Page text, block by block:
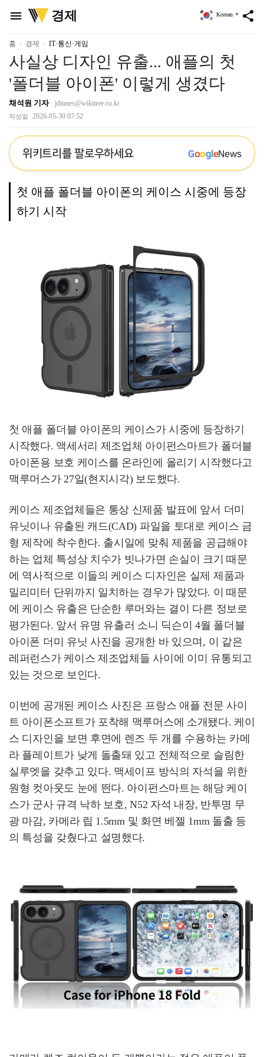
menu
위
키
리
경제 share
Korean ▼
홈 경제 IT·통신·게임
사실상 디자인 유출... 애플의 첫
'폴더블 아이폰' 이렇게 생겼다
채석원 기자 jdtimes@wikitree.co.kr
작성일 2026-05-30 07:52
위키트리를 팔로우하세요 GoogleNews
첫 애플 폴더블 아이폰의 케이스 시중에 등장
하기 시작
첫 애플 폴더블 아이폰의 케이스가 시중에 등장하기
시작했다. 액세서리 제조업체 아이펀스마트가 폴더블
아이폰용 보호 케이스를 온라인에 올리기 시작했다고
맥루머스가 27일(현지시각) 보도했다.
케이스 제조업체들은 통상 신제품 발표에 앞서 더미
유닛이나 유출된 캐드(CAD) 파일을 토대로 케이스 금
형 제작에 착수한다. 출시일에 맞춰 제품을 공급해야
하는 업체 특성상 치수가 빗나가면 손실이 크기 때문
에 역사적으로 이들의 케이스 디자인은 실제 제품과
밀리미터 단위까지 일치하는 경우가 많았다. 이 때문
에 케이스 유출은 단순한 루머와는 결이 다른 정보로
평가된다. 앞서 유명 유출러 소니 딕슨이 4월 폴더블
아이폰 더미 유닛 사진을 공개한 바 있으며, 이 같은
레퍼런스가 케이스 제조업체들 사이에 이미 유통되고
있는 것으로 보인다.
이번에 공개된 케이스 사진은 프랑스 애플 전문 사이
트 아이폰소프트가 포착해 맥루머스에 소개됐다. 케이
스 디자인을 보면 후면에 렌즈 두 개를 수용하는 카메
라 플레이트가 낮게 돌출돼 있고 전체적으로 슬림한
실루엣을 갖추고 있다. 맥세이프 방식의 자석을 위한
원형 컷아웃도 눈에 띈다. 아이펀스마트는 해당 케이
스가 군사 규격 낙하 보호, N52 자석 내장, 반투명 무
광 마감, 카메라 립 1.5mm 및 화면 베젤 1mm 돌출 등
의 특성을 갖췄다고 설명했다.